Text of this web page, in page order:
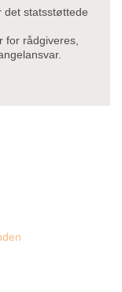
det statsstøttede
for rådgiveres,